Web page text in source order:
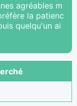
agréables m
la patienc
quelqu'un ai